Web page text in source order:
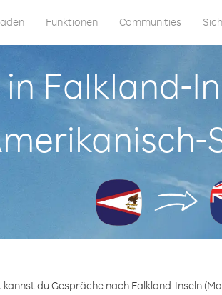
Funktionen Communities
Falkland-
kannst du Gespräche nach Falkland-Inseln